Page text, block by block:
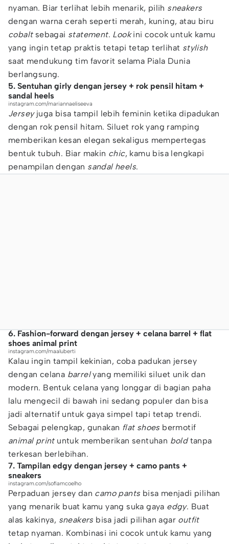
nyaman. Biar terlihat lebih menarik, pilih sneakers
dengan warna cerah seperti merah, kuning, atau biru
cobaltsebagai statement. Lookini cocok untuk kamu
yang ingin tetap praktis tetapi tetap terlihat stylish
saat mendukung tim favorit selama Piala Dunia
berlangsung.
5. Sentuhan girly dengan jersey + rok pensil hitam +
sandal heels
instagram.com/mariannaeliseeva
Jerseyjuga bisa tampil lebih feminin ketika dipadukan
dengan rok pensil hitam. Siluet rok yang ramping
memberikan kesan elegan sekaligus mempertegas
bentuk tubuh. Biar makin chic, kamu bisa lengkapi
penampilan dengan sandal heels.
6. Fashion-forward dengan jersey + celana barrel + flat
shoes animal print
instagram.com/maaluberti
Kalau ingin tampil kekinian, coba padukan jersey
dengan celana barrelyang memiliki siluet unik dan
modern. Bentuk celana yang longgar di bagian paha
lalu mengecil di bawah ini sedang populer dan bisa
jadi alternatif untuk gaya simpel tapi tetap trendi.
Sebagai pelengkap, gunakan flat shoesbermotif
animal print untuk memberikan sentuhan boldtanpa
terkesan berlebihan.
7. Tampilan edgy dengan jersey + camo pants +
sneakers
instagram.com/sofiamcoelho
Perpaduan jersey dan camo pantsbisa menjadi pilihan
yang menarik buat kamu yang suka gaya edgy. Buat
alas kakinya, sneakers bisa jadi pilihan agar outfit
tetap nyaman. Kombinasi ini cocok untuk kamu yang